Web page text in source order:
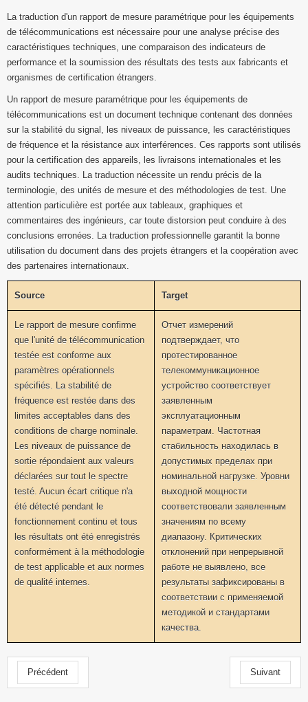
La traduction d'un rapport de mesure paramétrique pour les équipements
de télécommunications est nécessaire pour une analyse précise des
caractéristiques techniques, une comparaison des indicateurs de
performance et la soumission des résultats des tests aux fabricants et
organismes de certification étrangers.
Un rapport de mesure paramétrique pour les équipements de
télécommunications est un document technique contenant des données
sur la stabilité du signal, les niveaux de puissance, les caractéristiques
de fréquence et la résistance aux interférences. Ces rapports sont utilisés
pour la certification des appareils, les livraisons internationales et les
audits techniques. La traduction nécessite un rendu précis de la
terminologie, des unités de mesure et des méthodologies de test. Une
attention particulière est portée aux tableaux, graphiques et
commentaires des ingénieurs, car toute distorsion peut conduire à des
conclusions erronées. La traduction professionnelle garantit la bonne
utilisation du document dans des projets étrangers et la coopération avec
des partenaires internationaux.
Source Target
Le rapport de mesure confirme
que l'unité de télécommunication
testée est conforme aux
paramètres opérationnels
spécifiés. La stabilité de
fréquence est restée dans des
limites acceptables dans des
conditions de charge nominale.
Les niveaux de puissance de
sortie répondaient aux valeurs
déclarées sur tout le spectre
testé. Aucun écart critique n'a
été détecté pendant le
fonctionnement continu et tous
les résultats ont été enregistrés
conformément à la méthodologie
de test applicable et aux normes
de qualité internes.
Отчет измерений
подтверждает, что
протестированное
телекоммуникационное
устройство соответствует
заявленным
эксплуатационным
параметрам. Частотная
стабильность находилась в
допустимых пределах при
номинальной нагрузке. Уровни
выходной мощности
соответствовали заявленным
значениям по всему
диапазону. Критических
отклонений при непрерывной
работе не выявлено, все
результаты зафиксированы в
соответствии с применяемой
методикой и стандартами
качества.
Précédent Suivant